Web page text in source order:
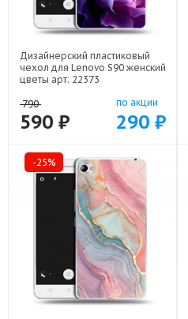
Дизайнерский пластиковый
чехол для Lenovo S90 женский
цветы арт: 22373
790
590 ₽
по акции
290 ₽
-25%